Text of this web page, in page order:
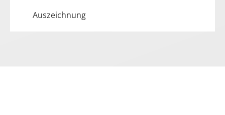
Auszeichnung